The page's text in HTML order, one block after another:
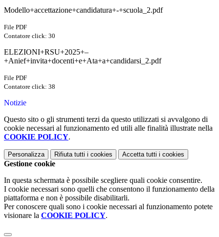
Modello+accettazione+candidatura+-+scuola_2.pdf
File PDF
Contatore click: 30
ELEZIONI+RSU+2025+–
+Anief+invita+docenti+e+Ata+a+candidarsi_2.pdf
File PDF
Contatore click: 38
Notizie
Questo sito o gli strumenti terzi da questo utilizzati si avvalgono di
cookie necessari al funzionamento ed utili alle finalità illustrate nella
COOKIE POLICY.
Personalizza Rifiuta tutti i cookies Accetta tutti i cookies
Gestione cookie
In questa schermata è possibile scegliere quali cookie consentire.
I cookie necessari sono quelli che consentono il funzionamento della
piattaforma e non è possibile disabilitarli.
Per conoscere quali sono i cookie necessari al funzionamento potete
visionare la COOKIE POLICY.